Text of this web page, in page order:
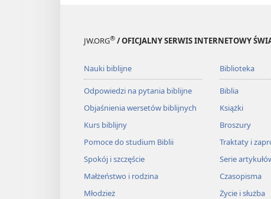
JW.ORG® / OFICJALNY SERWIS INTERNETOWY
Nauki biblijne
Odpowiedzi na pytania biblijne
Objaśnienia wersetów biblijnych
Kurs biblijny
Pomoce do studium Biblii
Spokój i szczęście
Małżeństwo i rodzina
Młodzież
Biblioteka
Biblia
Książki
Broszury
Traktaty i
Serie
Czasopisma
Życie i służba